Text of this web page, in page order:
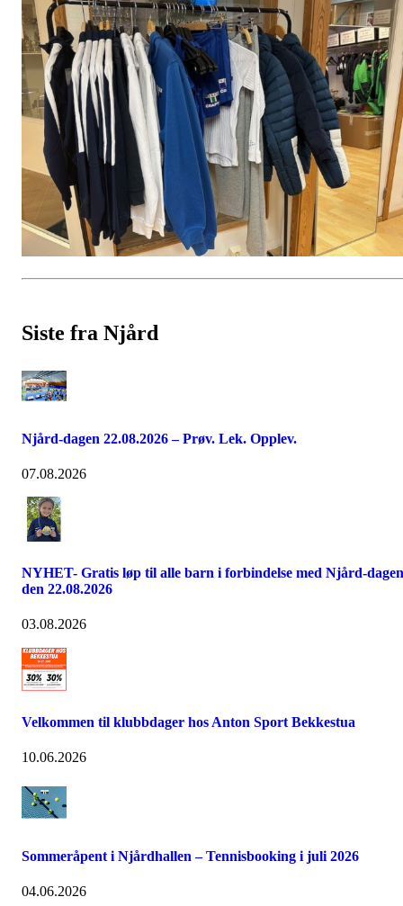
Siste fra Njård
Njård-dagen 22.08.2026 – Prøv. Lek. Opplev.
07.08.2026
NYHET- Gratis løp til alle barn i forbindelse med Njård-dagen
den 22.08.2026
03.08.2026
Velkommen til klubbdager hos Anton Sport Bekkestua
10.06.2026
Sommeråpent i Njårdhallen – Tennisbooking i juli 2026
04.06.2026